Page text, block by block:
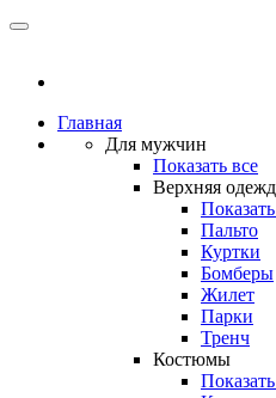
Главная
Для мужчин
Показать все
Верхняя
Пальто
Куртки
Бомберы
Жилет
Парки
Тренч
Костюмы